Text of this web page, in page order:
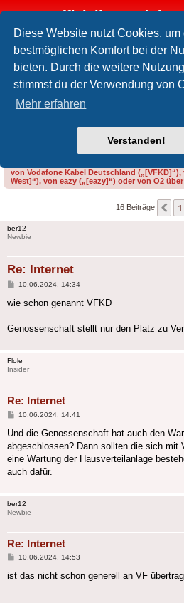
Diese Website nutzt Cookies, um
bestmöglichen Komfort bei der
bieten. Durch die weitere
stimmst du der Verwendung von
Mehr erfahren
Verstanden!
Inoffizielles
FAQ
Foren-Übersicht Internet und Telefon über
Internet
Bitte gib bei der Erstellung eines Threads im
von Vodafone Kabel Deutschland („[VFKD]“),
West]“), von eazy („[eazy]“) oder von O2
16 Beiträge 1
ber12
Newbie
Re: Internet
Beitrag
10.06.2024, 14:34
wie schon genannt VFKD
Genossenschaft stellt nur den Platz zu
Flole
Insider
Re: Internet
Beitrag
10.06.2024, 14:41
Und die Genossenschaft hat auch den
abgeschlossen? Dann sollten die sich mit
eine Wartung der Hausverteilanlage
auch dafür.
ber12
Newbie
Re: Internet
Beitrag
10.06.2024, 14:53
ist das nicht schon generell an VF